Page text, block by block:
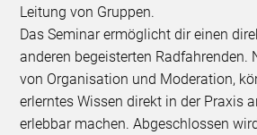
Leitung von Gruppen.
Das Seminar ermöglicht dir einen
anderen begeisterten Radfahrenden.
von Organisation und Moderation,
erlerntes Wissen direkt in der Praxis
erlebbar machen. Abgeschlossen